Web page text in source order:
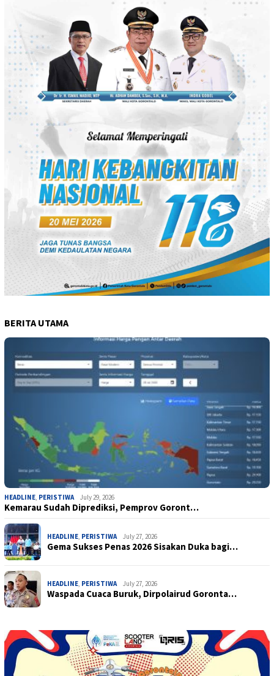
BERITA UTAMA
HEADLINE PERISTIWA July 29, 2026
Kemarau Sudah Diprediksi, Pemprov Goront…
HEADLINE PERISTIWA July 27, 2026
Gema Sukses Penas 2026 Sisakan Duka bagi…
HEADLINE PERISTIWA July 27, 2026
Waspada Cuaca Buruk, Dirpolairud Goronta…